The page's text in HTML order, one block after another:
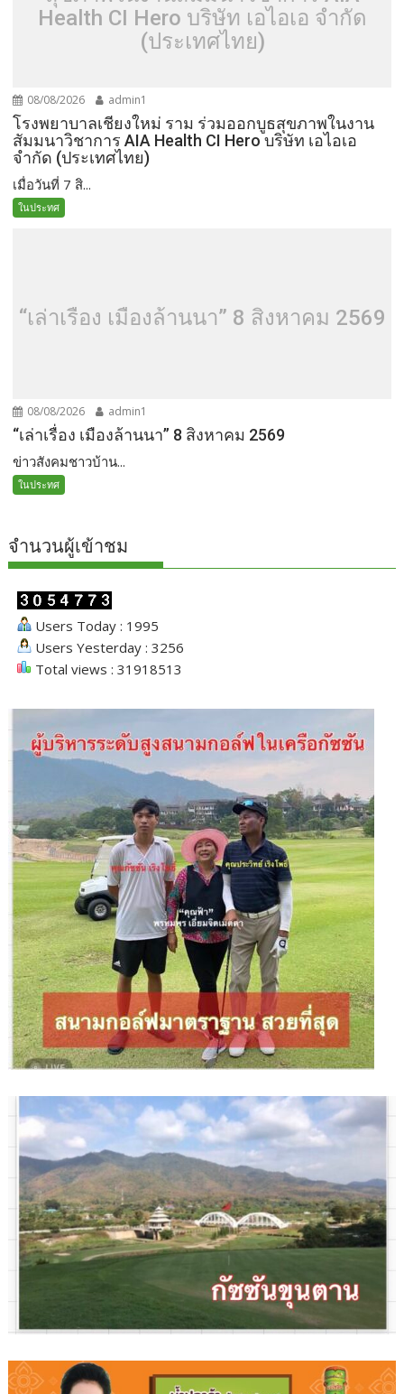
Health CI Hero บริษัท เอไอเอ จำกัด
(ประเทศไทย)
08/08/2026 admin1
โรงพยาบาลเชียงใหม่ ราม ร่วมออกบูธสุขภาพในงาน
สัมมนาวิชาการ AIA Health CI Hero บริษัท เอไอเอ
จำกัด (ประเทศไทย)
เมื่อวันที่ 7 สิ...
ในประทศ
“เล่าเรื่อง เมืองล้านนา” 8 สิงหาคม 2569
08/08/2026 admin1
“เล่าเรื่อง เมืองล้านนา” 8 สิงหาคม 2569
ข่าวสังคมชาวบ้าน...
ในประทศ
จำนวนผู้เข้าชม
Users Today : 1995
Users Yesterday : 3256
Total views : 31918513